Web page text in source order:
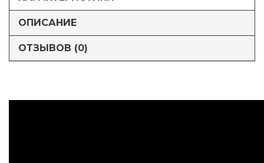
ОПИСАНИЕ
ОТЗЫВОВ (0)